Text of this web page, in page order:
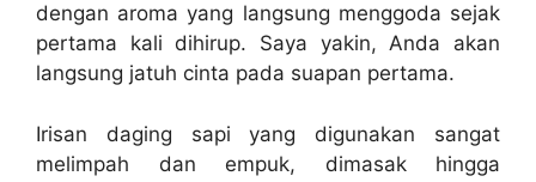
dengan aroma yang langsung menggoda sejak
pertama kali dihirup. Saya yakin, Anda akan
langsung jatuh cinta pada suapan pertama.
Irisan daging sapi yang digunakan sangat
melimpah dan empuk, dimasak hingga